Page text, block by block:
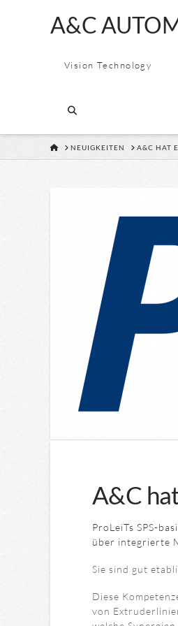
A&C
&
A&C
Vision Technology
HOMENEUIGKEITEN A&C HAT
A&C
ProLeiTs SPS-
über integrierte
Sie sind gut
Diese
von